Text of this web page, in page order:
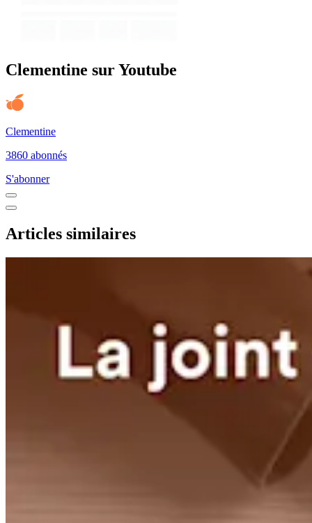
Clementine sur Youtube
Clementine
3860 abonnés
S'abonner
Articles similaires